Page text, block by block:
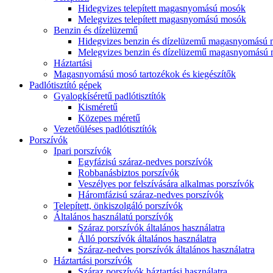
Hidegvizes telepített magasnyomású mosók
Melegvizes telepített magasnyomású mosók
Benzin és dízelüzemű
Hidegvizes benzin és dízelüzemű magasnyomású
Melegvizes benzin és dízelüzemű magasnyomású
Háztartási
Magasnyomású mosó tartozékok és kiegészítők
Padlótisztító gépek
Gyalogkíséretű padlótisztítók
Kisméretű
Közepes méretű
Vezetőüléses padlótisztítók
Porszívók
Ipari porszívók
Egyfázisú száraz-nedves porszívók
Robbanásbiztos porszívók
Veszélyes por felszívására alkalmas porszívók
Háromfázisú száraz-nedves porszívók
Telepített, önkiszolgáló porszívók
Általános használatú porszívók
Száraz porszívók általános használatra
Álló porszívók általános használatra
Száraz-nedves porszívók általános használatra
Háztartási porszívók